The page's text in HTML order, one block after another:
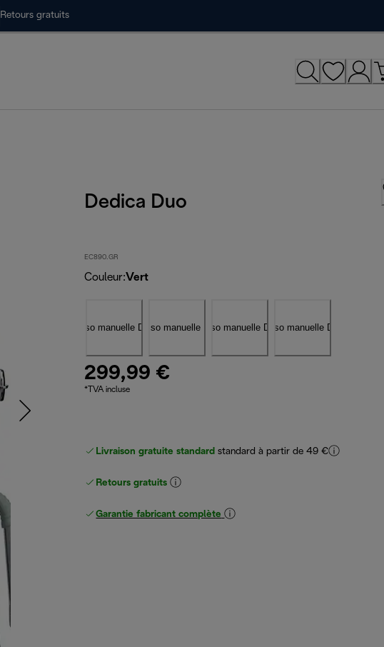
Retours gratuits
Dedica Duo
EC890.GR
Couleur:Vert
299,99 €
*TVA incluse
Livraison gratuite standard standard à partir de 49 €
Retours gratuits
Garantie fabricant complète